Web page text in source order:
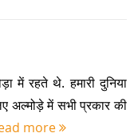
में रहते थे. हमारी दुनिया
अल्मोड़े में सभी प्रकार की
more